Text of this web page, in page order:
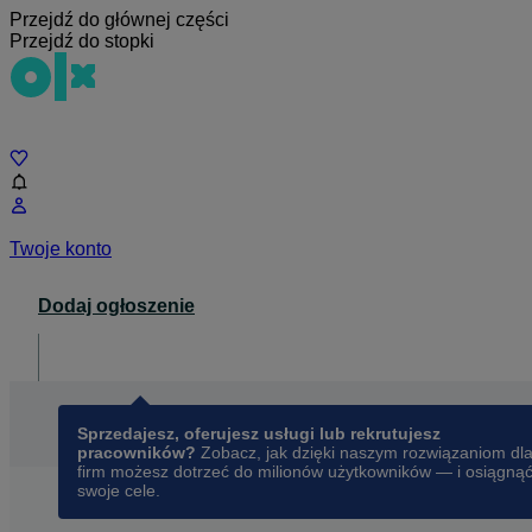
Przejdź do głównej części
Przejdź do stopki
Twoje konto
Dodaj ogłoszenie
Sprzedajesz, oferujesz usługi lub rekrutujesz
pracowników? Zobacz, jak dzięki naszym rozwiązaniom dla
firm możesz dotrzeć do milionów użytkowników — i osiągnąć
swoje cele.